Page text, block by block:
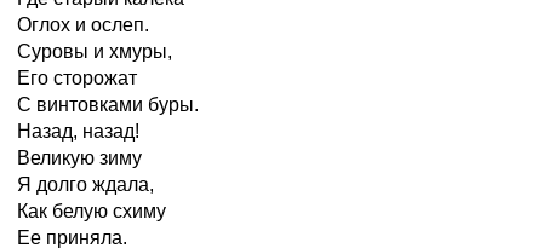
Оглох и ослеп.
Суровы и хмуры,
Его сторожат
С винтовками буры.
Назад, назад!
Великую зиму
Я долго ждала,
Как белую схиму
Ее приняла.